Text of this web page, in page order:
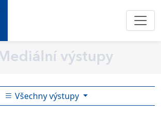
výstupy
Všechny výstupy